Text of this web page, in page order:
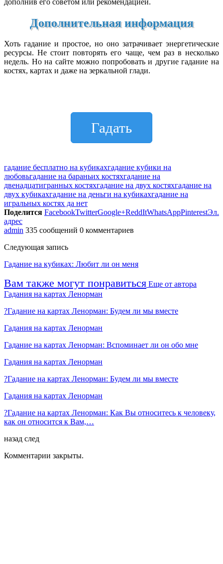
Дополнительная информация
Хоть гадание и простое, но оно затрачивает энергетические
ресурсы. Не стоит повторять его чаще, чем раз в несколько
недель. Но на сайте можно попробовать и другие гадание на
костях, картах и даже на зеркальной глади.
Гадать
гадание бесплатно на кубикахгадание кубики на
любовьгадание на бараньих костяхгадание на
двенадцатигранных костяхгадание на двух костяхгадание на
двух кубикахгадание на деньги на кубикахгадание на
игральных костях да нет
Поделится FacebookTwitterGoogle+ReddItWhatsAppPinterestЭл.
адрес
admin 335 сообщений 0 комментариев
Следующая запись
Гадание на кубиках: Любит ли он меня
Вам также могут понравиться Еще от автора
Гадания на картах Ленорман
?Гадание на картах Ленорман: Будем ли мы вместе
Гадания на картах Ленорман
Гадание на картах Ленорман: Вспоминает ли он обо мне
Гадания на картах Ленорман
?Гадание на картах Ленорман: Будем ли мы вместе
Гадания на картах Ленорман
?Гадание на картах Ленорман: Как Вы относитесь к человеку,
как он относится к Вам,…
назад след
Комментарии закрыты.